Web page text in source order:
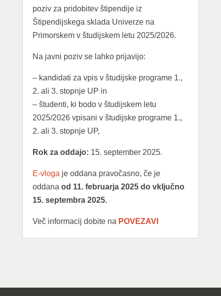
poziv za pridobitev štipendije iz
Štipendijskega sklada Univerze na
Primorskem v študijskem letu 2025/2026.
Na javni poziv se lahko prijavijo:
– kandidati za vpis v študijske programe 1.,
2. ali 3. stopnje UP in
– študenti, ki bodo v študijskem letu
2025/2026 vpisani v študijske programe 1.,
2. ali 3. stopnje UP,
Rok za oddajo: 15. september 2025.
E-vloga je oddana pravočasno, če je
oddana od 11. februarja 2025 do vključno
15. septembra 2025.
Več informacij dobite na POVEZAVI